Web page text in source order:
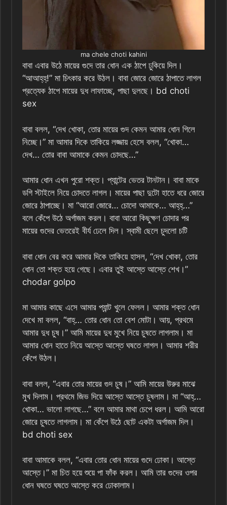
ma chele choti kahini
বাবা এবার উঠে মায়ের গুদে তার ধোন এক ঠাপে ঢুকিয়ে দিল।
“আআহ্‌হ্‌!” মা চিৎকার করে উঠল। বাবা জোরে জোরে ঠাপাতে লাগল
প্রত্যেক ঠাপে মায়ের দুধ লাফাচ্ছে, পাছা দুলছে। bd choti
sex
বাবা বলল, “দেখ খোকা, তোর মায়ের গুদ কেমন আমার ধোন গিলে
নিচ্ছে।” মা আমার দিকে তাকিয়ে লজ্জায় হেসে বলল, “খোকা…
দেখ… তোর বাবা আমাকে কেমন চোদছে…”
আমার ধোন এখন পুরো শক্ত। প্যান্টের ভেতর টানটান। বাবা মাকে
ডগি স্টাইলে নিয়ে চোদতে লাগল। মায়ের পাছা দুটো হাতে ধরে জোরে
জোরে ঠাপাচ্ছে। মা “আরো জোরে… চোদো আমাকে… আহ্‌হ্‌…”
বলে কেঁপে উঠে অর্গাজম করল। বাবা আরো কিছুক্ষণ চোদার পর
মায়ের গুদের ভেতরেই বীর্য ঢেলে দিল। স্বামী ছেলে চুদলো চটি
বাবা ধোন বের করে আমার দিকে তাকিয়ে হাসল, “দেখ খোকা, তোর
ধোন তো শক্ত হয়ে গেছে। এবার তুই আস্তে আস্তে শেখ।”
chodar golpo
মা আমার কাছে এসে আমার প্যান্ট খুলে ফেলল। আমার শক্ত ধোন
দেখে মা বলল, “বাহ্‌… তোর ধোন তো বেশ মোটা। আয়, প্রথমে
আমার দুধ চুষ।” আমি মায়ের দুধ মুখে নিয়ে চুষতে লাগলাম। মা
আমার ধোন হাতে নিয়ে আস্তে আস্তে ঘষতে লাগল। আমার শরীর
কেঁপে উঠল।
বাবা বলল, “এবার তোর মায়ের গুদ চুষ।” আমি মায়ের উরুর মাঝে
মুখ দিলাম। প্রথমে জিভ দিয়ে আস্তে আস্তে চুষলাম। মা “আহ্‌…
খোকা… ভালো লাগছে…” বলে আমার মাথা চেপে ধরল। আমি আরো
জোরে চুষতে লাগলাম। মা কেঁপে উঠে ছোট একটা অর্গাজম দিল।
bd choti sex
বাবা আমাকে বলল, “এবার তোর ধোন মায়ের গুদে ঢোকা। আস্তে
আস্তে।” মা চিত হয়ে শুয়ে পা ফাঁক করল। আমি তার গুদের ওপর
ধোন ঘষতে ঘষতে আস্তে করে ঢোকালাম।